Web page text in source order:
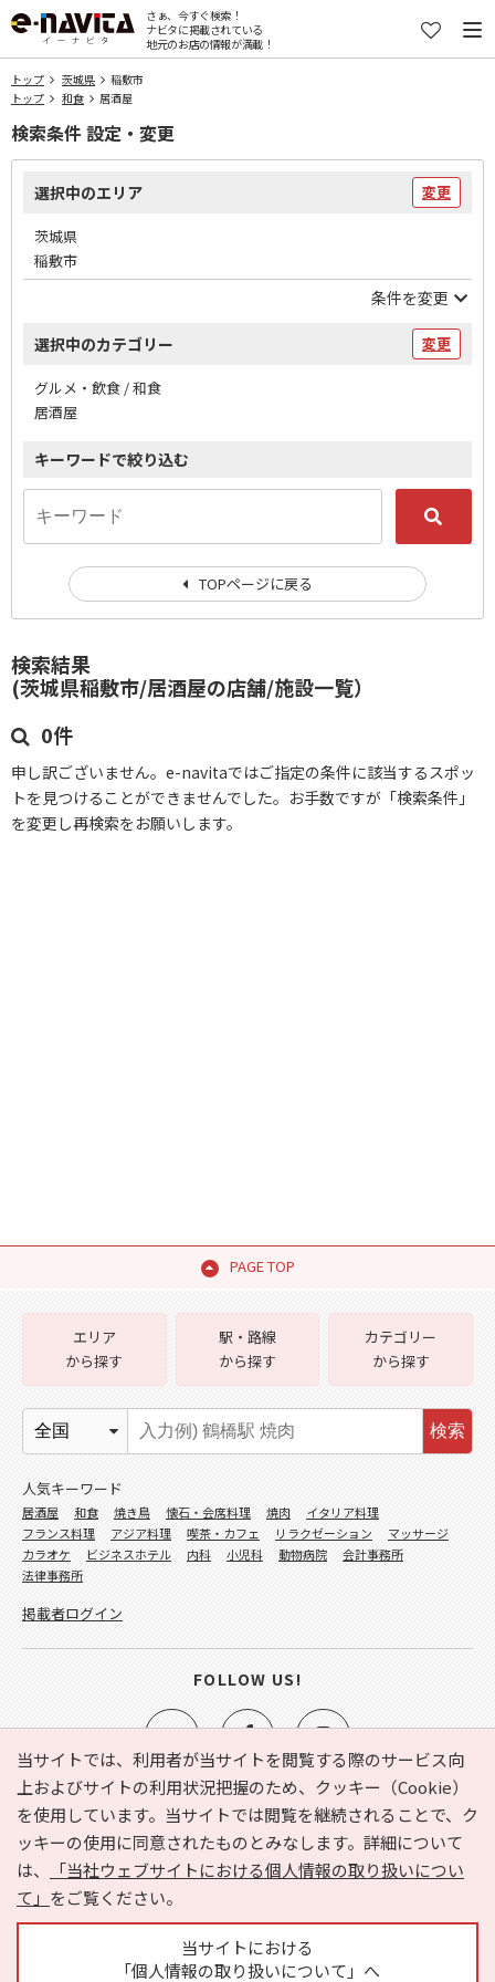
さぁ、今すぐ検索！
ナビタに掲載されている
地元のお店の情報が満載！
トップ 茨城県
稲敷市
トップ
和食 居酒屋
検索結果
(茨城県稲敷市/居酒屋の店舗/施設一覧）
0件
申し訳ございません。e-navitaではご指定の条件に該当するスポッ
トを見つけることができませんでした。お手数ですが「検索条件」
を変更し再検索をお願いします。
検索条件 設定・変更
選択中のエリア 変更
茨城県
稲敷市
条件を変更
選択中のカテゴリー 変更
グルメ・飲食 / 和食
居酒屋
キーワードで絞り込む
TOPページに戻る
PAGE TOP
当サイトでは、利用者が当サイトを閲覧する際のサービス向
上およびサイトの利用状況把握のため、クッキー（Cookie）
を使用しています。当サイトでは閲覧を継続されることで、ク
ッキーの使用に同意されたものとみなします。詳細について
は、
「当社ウェブサイトにおける個人情報の取り扱いについ
て」 をご覧ください。
当サイトにおける
「個人情報の取り扱いについて」へ
e-NAVITA（イーナビタ）とは？ お気に入り
ヘルプ
利用規約
個人情報の取り扱いについて
運営会社
サイトマップ
広告掲載に関するお問い合わせ
エリア
から探す
駅・路線
から探す
カテゴリー
から探す
検索
人気キーワード
居酒屋 和食 焼き鳥 懐石・会席料理 焼肉
イタリア料理
フランス料理
アジア料理 喫茶・カフェ リラクゼーション
マッサージ
カラオケ
ビジネスホテル 内科 小児科 動物病院
会計事務所
法律事務所
掲載者ログイン
FOLLOW US!